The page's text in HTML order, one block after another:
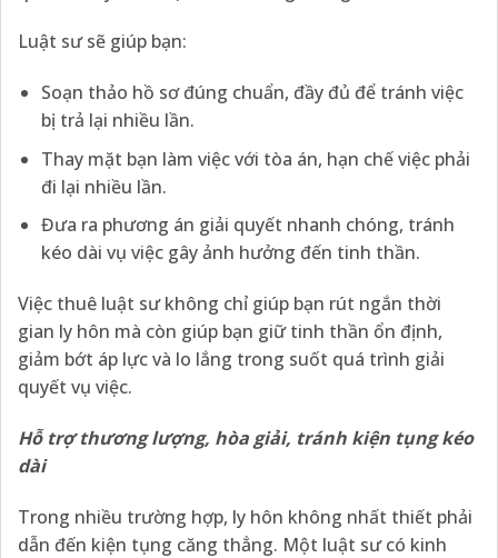
Luật sư sẽ giúp bạn:
Soạn thảo hồ sơ đúng chuẩn, đầy đủ để tránh việc
bị trả lại nhiều lần.
Thay mặt bạn làm việc với tòa án, hạn chế việc phải
đi lại nhiều lần.
Đưa ra phương án giải quyết nhanh chóng, tránh
kéo dài vụ việc gây ảnh hưởng đến tinh thần.
Việc thuê luật sư không chỉ giúp bạn rút ngắn thời
gian ly hôn mà còn giúp bạn giữ tinh thần ổn định,
giảm bớt áp lực và lo lắng trong suốt quá trình giải
quyết vụ việc.
Hỗ trợ thương lượng, hòa giải, tránh kiện tụng kéo
dài
Trong nhiều trường hợp, ly hôn không nhất thiết phải
dẫn đến kiện tụng căng thẳng. Một luật sư có kinh